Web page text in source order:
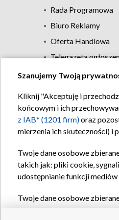
Rada Programowa
Biuro Reklamy
Oferta Handlowa
Telegazeta
Szanujemy Twoją
Kliknij "Akceptuję i
końcowym i ich
z IAB* (1201 firm)oraz
mierzenia ich skuteczności) i
Twoje dane osobowe
takich jak: pliki cookie,
udostępnianie funkcji
Twoje dane osobowe